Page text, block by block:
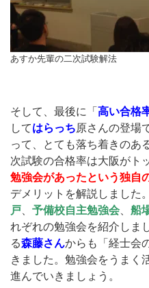
あすか先輩の二次試験解法
そして、最後に「 高い合格
してはらっち原さんの登場
って、とても落ち着きのあ
次試験の合格率は大阪がト
勉強会があったという独自
デメリットを解説しました
戸
予備校自主勉強会 船
れぞれの勉強会を紹介しま
る森藤さ んからも「経士会
きました。勉強会をうまく
進んでいきましょう。